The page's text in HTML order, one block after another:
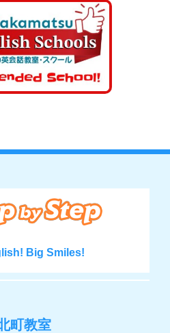
Big Smiles!
町教室